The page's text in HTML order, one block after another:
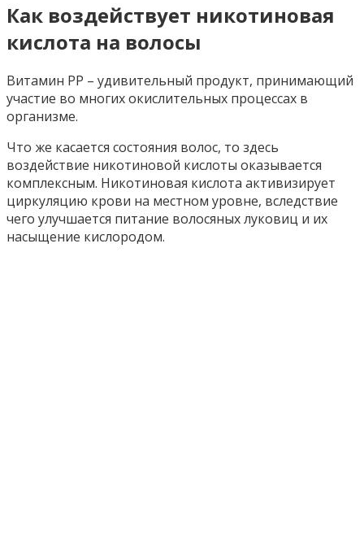
Как воздействует никотиновая
кислота на волосы
Витамин РР – удивительный продукт, принимающий
участие во многих окислительных процессах в
организме.
Что же касается состояния волос, то здесь
воздействие никотиновой кислоты оказывается
комплексным. Никотиновая кислота активизирует
циркуляцию крови на местном уровне, вследствие
чего улучшается питание волосяных луковиц и их
насыщение кислородом.